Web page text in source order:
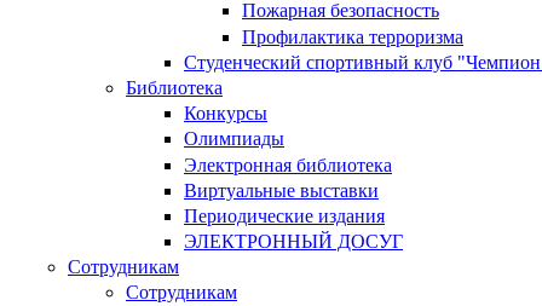
Пожарная безопасность
Профилактика терроризма
Студенческий спортивный клуб
Библиотека
Конкурсы
Олимпиады
Электронная библиотека
Виртуальные выставки
Периодические издания
ЭЛЕКТРОННЫЙ ДОСУГ
Сотрудникам
Сотрудникам